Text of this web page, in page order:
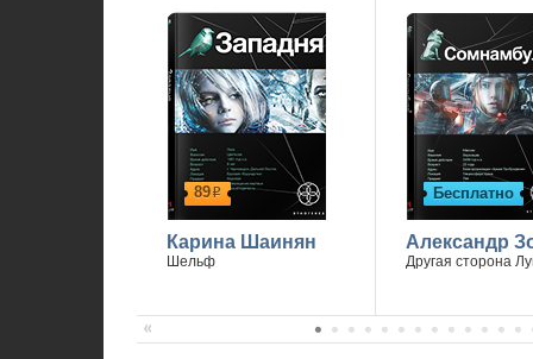
89р
Карина Шаинян
Шельф
Бесплатно
Александр
Другая сторона